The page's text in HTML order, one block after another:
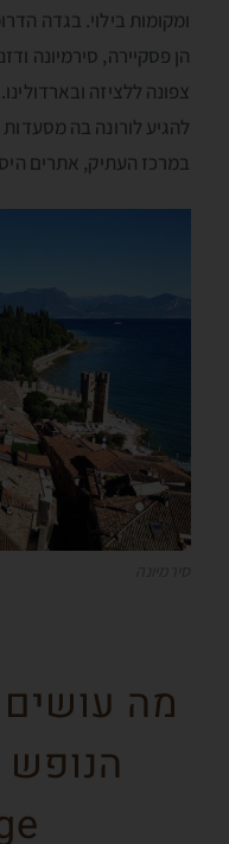
ומקומות בילוי. בגדה
הן פסקיירה, סירמיונה
צפונה ללציזה
להגיע לורונה בה
במרכז העתיק, אתרים
מה